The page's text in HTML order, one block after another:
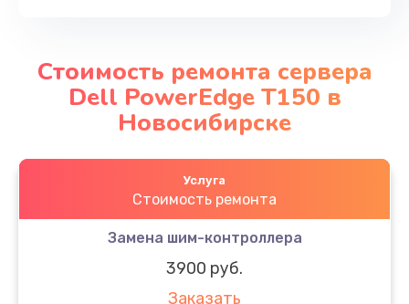
Стоимость ремонта сервера
Dell PowerEdge T150 в
Новосибирске
Услуга
Стоимость ремонта
Замена шим-контроллера
3900 руб.
Заказать